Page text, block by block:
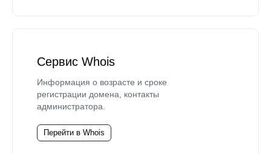
Сервис Whois
Информация о возрасте и сроке
регистрации домена, контакты
администратора.
Перейти в Whois